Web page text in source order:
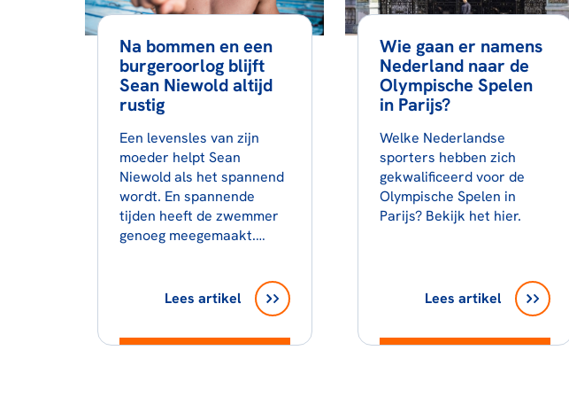
Na bommen en een
burgeroorlog blijft
Sean Niewold altijd
rustig
Een levensles van zijn
moeder helpt Sean
Niewold als het spannend
wordt. En spannende
tijden heeft de zwemmer
genoeg meegemaakt.…
Lees artikel
Wie gaan er namens
Nederland naar de
Olympische Spelen
in Parijs?
Welke Nederlandse
sporters hebben zich
gekwalificeerd voor de
Olympische Spelen in
Parijs? Bekijk het hier.
Lees artikel